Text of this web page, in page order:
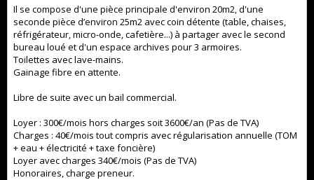
Il se compose d'une pièce principale d'environ 20m2, d'une
seconde pièce d’environ 25m2 avec coin détente (table, chaises,
réfrigérateur, micro-onde, cafetière...) à partager avec le second
bureau loué et d'un espace archives pour 3 armoires.
Toilettes avec lave-mains.
Gainage fibre en attente.
Libre de suite avec un bail commercial.
Loyer : 300€/mois hors charges soit 3600€/an (Pas de TVA)
Charges : 40€/mois tout compris avec régularisation annuelle (TOM
+ eau + électricité + taxe foncière)
Loyer avec charges 340€/mois (Pas de TVA)
Honoraires, charge preneur.